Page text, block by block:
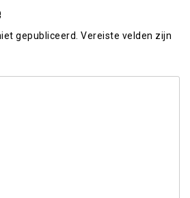
gepubliceerd. Vereiste velden zijn